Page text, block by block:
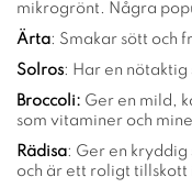
mikrogrönt. Några
Ärta: Smakar sött och
Solros: Har en nötaktig
Broccoli: Ger en mild,
som vitaminer och
Rädisa: Ger en
och är ett roligt tillskott